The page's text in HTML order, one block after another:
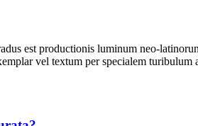
est productionis luminum neo-
vel textum per specialem turibulum